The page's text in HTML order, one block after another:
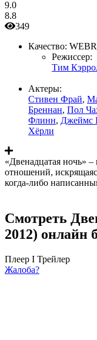
9.0
8.8
349
Качество:
Режиссер:
Тим
Актеры:
Стивен Фрай,
Бреннан, Пол
Флинн, Джеймс
Хёрли
«Двенадцатая ночь»
отношений,
когда-либо
Смотреть
2012) онлайн
Плеер I Трейлер
Жалоба?